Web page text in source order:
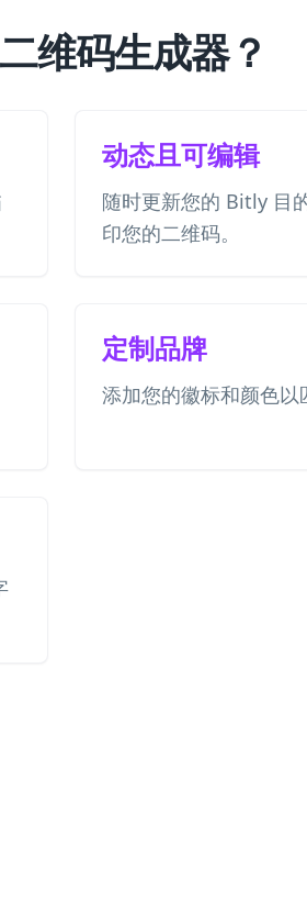
维码生成器？
动态且可编辑
随时更新您的 Bitly 目
印您的二维码。
定制品牌
添加您的徽标和颜色以